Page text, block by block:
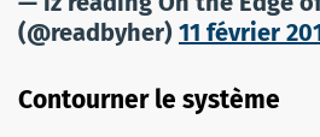
(@readbyher) 11 février
Contourner le système